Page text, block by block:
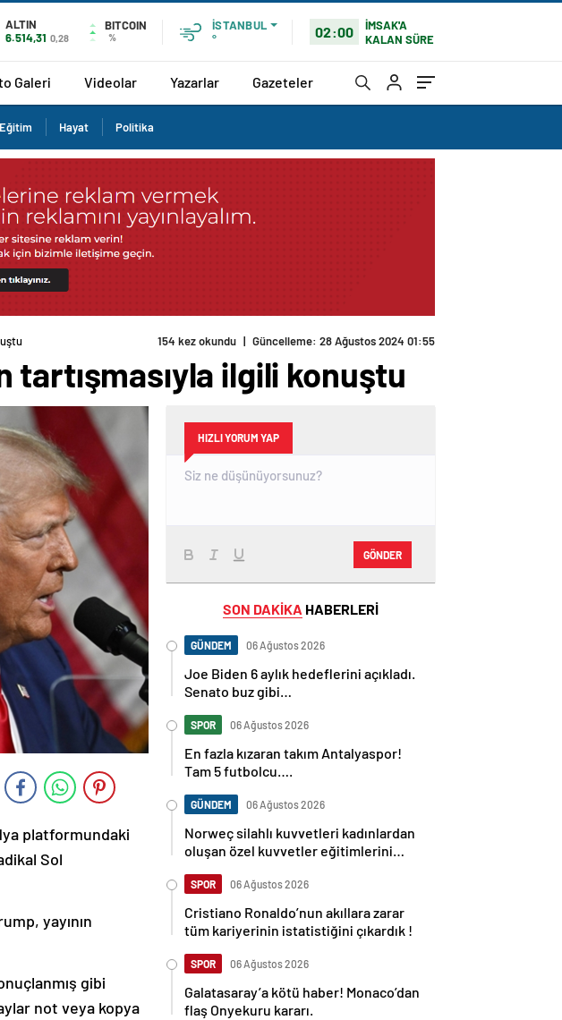
ALTIN
6.514,31 0,28
BITCOIN
%
İSTANBUL
°
02:00
İMSAK'A
KALAN SÜRE
Galeri Videolar Yazarlar Gazeteler
Eğitim Hayat Politika
154 kez okundu | Güncelleme: 28 Ağustos 2024 01:55
tartışmasıyla ilgili konuştu
platformundaki
Sol
yayının
gibi
not veya kopya
HIZLI YORUM YAP
GÖNDER
SON DAKİKA HABERLERİ
GÜNDEM 06 Ağustos 2026
Joe Biden 6 aylık hedeflerini açıkladı.
Senato buz gibi…
SPOR 06 Ağustos 2026
En fazla kızaran takım Antalyaspor!
Tam 5 futbolcu….
GÜNDEM 06 Ağustos 2026
Norweç silahlı kuvvetleri kadınlardan
oluşan özel kuvvetler eğitimlerini
SPOR 06 Ağustos 2026
Cristiano Ronaldo’nun akıllara zarar
tüm kariyerinin istatistiğini çıkardık !
SPOR 06 Ağustos 2026
Galatasaray’a kötü haber! Monaco’dan
flaş Onyekuru kararı.